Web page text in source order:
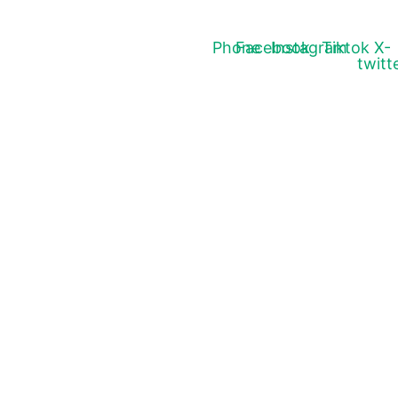
PhoneFacebookInstagramTiktok X-